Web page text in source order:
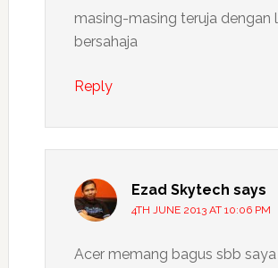
masing-masing teruja dengan
bersahaja
Reply
Ezad Skytech says
4TH JUNE 2013 AT 10:06 PM
Acer memang bagus sbb